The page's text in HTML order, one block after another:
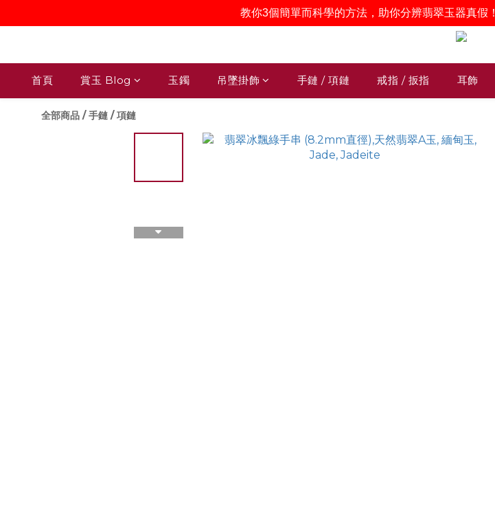
首頁 賞玉 Blog 玉鐲 吊墜掛飾 手鏈 / 項鏈 戒指 / 扳指 耳飾
全部商品 /手鏈 / 項鏈
教你3個簡單而科學的方法，助你分辨翡翠玉器真假！